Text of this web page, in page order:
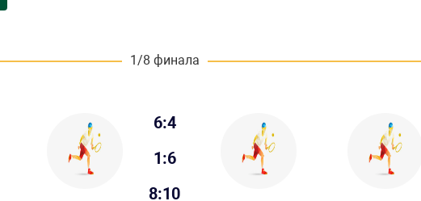
1/8 финала
6:4
1:6
8:10